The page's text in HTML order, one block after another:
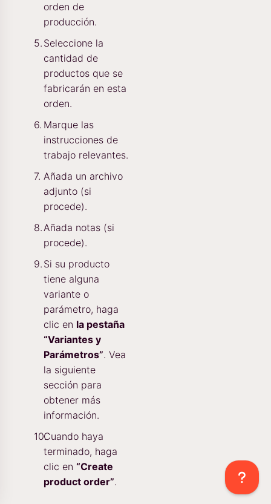
orden de
producción.
Seleccione la
cantidad de
productos que se
fabricarán en esta
orden.
Marque las
instrucciones de
trabajo relevantes.
Añada un archivo
adjunto (si
procede).
Añada notas (si
procede).
Si su producto
tiene alguna
variante o
parámetro, haga
clic en la pestaña
“Variantes y
Parámetros”. Vea
la siguiente
sección para
obtener más
información.
Cuando haya
terminado, haga
clic en “Create
product order”.